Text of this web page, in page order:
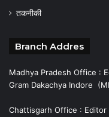
तकनीकी
Branch Addres
Madhya Pradesh Office :
Gram Dakachya Indore
Chattisgarh Office :